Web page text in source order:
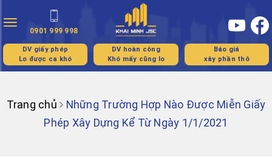
Toggle
navigation
0901 999 998
DV giấy phép
Lo được ca khó
DV hoàn công
Khó mấy cũng lo
Báo giá
xây phần thô
Trang chủ
Những Trường Hợp Nào Được Miễn Giấy
Phép Xây Dựng Kể Từ Ngày 1/1/2021